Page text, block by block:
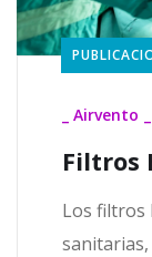
Airvento
Filtros
Los filtros